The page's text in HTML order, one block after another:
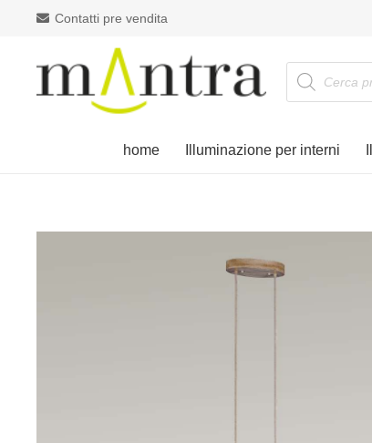
Contatti pre vendita
Products
search
home Illuminazione per interni